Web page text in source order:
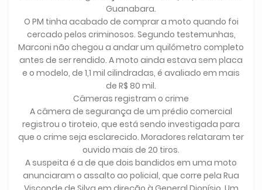
Guanabara.
O PM tinha acabado de comprar a moto quando foi
cercado pelos criminosos. Segundo testemunhas,
Marconi não chegou a andar um quilômetro completo
antes de ser rendido. A moto ainda estava sem placa
e o modelo, de 1,1 mil cilindradas, é avaliado em mais
de R$ 80 mil.
Câmeras registram o crime
A câmera de segurança de um prédio comercial
registrou o tiroteio, que está sendo investigada para
que o crime seja esclarecido. Moradores relataram ter
ouvido mais de 20 tiros.
A suspeita é a de que dois bandidos em uma moto
anunciaram o assalto ao policial, que corre pela Rua